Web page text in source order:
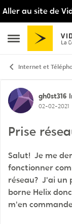
Aller au site de
Ouvrir Menu
Passer
Internet et
gh0st316
02-02-2021
Prise
Salut! Je me
fonctionner
réseau? J'ai un
borne Helix
m'en